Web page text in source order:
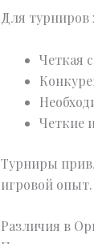
Для
Четкая
Четкие
Турниры
игровой опыт.
Различия в